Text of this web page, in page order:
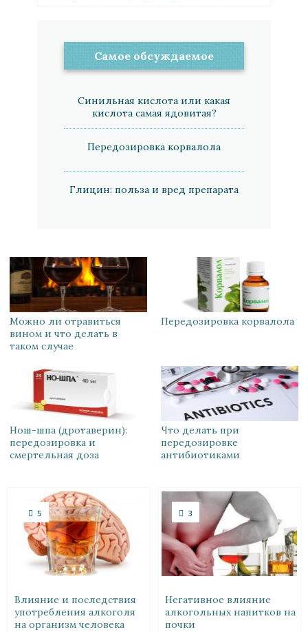
Самое обсуждаемое
Синильная кислота или какая
кислота самая ядовитая?
Передозировка корвалола
Глицин: польза и вред препарата
Можно ли отравиться
вином и что делать в
таком случае
Передозировка корвалола
Нош-шпа (дротаверин):
передозировка и
смертельная доза
Что делать при
передозировке
антибиотиками
5
Влияние и последствия
употребления алкоголя
на организм человека
3
Негативное влияние
алкогольных напитков на
почки